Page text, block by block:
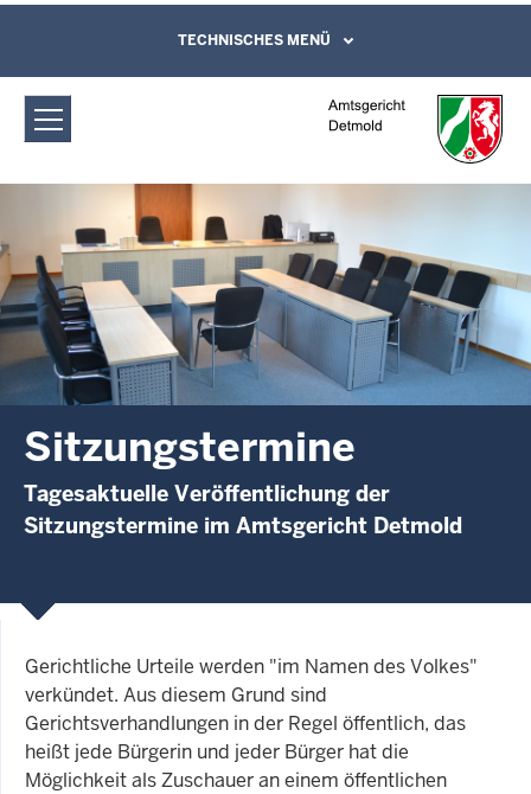
Amtsgericht Detmold: Sitzungstermine
Direkt zum Inhalt
Leichte Sprache, Gebärdensprachenvideo
und Kontaktformular
TECHNISCHES MENÜ
Sitzungstermine
Tagesaktuelle Veröffentlichung der
Sitzungstermine im Amtsgericht Detmold
Gerichtliche Urteile werden "im Namen des Volkes"
verkündet. Aus diesem Grund sind
Gerichtsverhandlungen in der Regel öffentlich, das
heißt jede Bürgerin und jeder Bürger hat die
Möglichkeit als Zuschauer an einem öffentlichen